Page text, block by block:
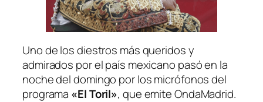
Uno de los diestros más queridos y
admirados por el país mexicano pasó en la
noche del domingo por los micrófonos del
programa «El Toril», que emite OndaMadrid.